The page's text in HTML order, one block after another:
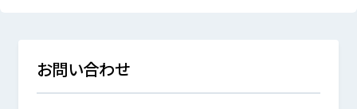
お問い合わせ